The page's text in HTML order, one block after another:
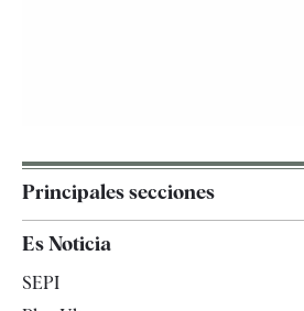
Principales secciones
España
Es Noticia
SEPI